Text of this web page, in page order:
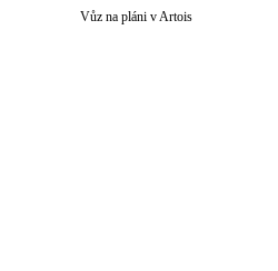
Vůz na pláni v Artois